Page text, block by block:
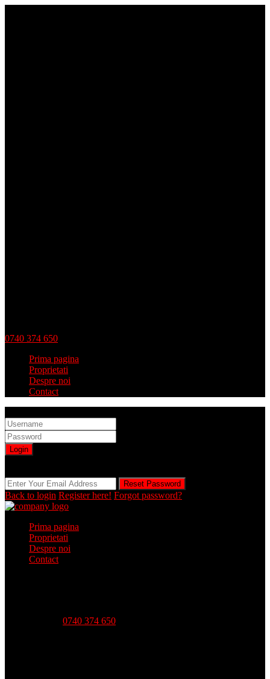
0740 374 650
Prima pagina
Proprietati
Despre noi
Contact
Login
Reset Password
Back to login Register here! Forgot password?
Prima pagina
Proprietati
Despre noi
Contact
0740 374 650